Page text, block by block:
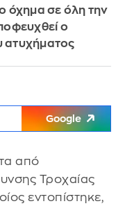
όχημα σε όλη την
ο
ατυχήματος
Google
από
Τροχαίας
εντοπίστηκε,